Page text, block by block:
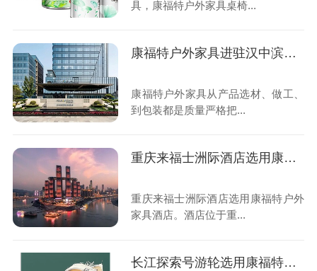
具，康福特户外家具桌椅...
康福特户外家具进驻汉中滨江福朋喜来登酒店
康福特户外家具从产品选材、做工、
到包装都是质量严格把...
重庆来福士洲际酒店选用康福特户外家具
重庆来福士洲际酒店选用康福特户外
家具酒店。酒店位于重...
长江探索号游轮选用康福特户外家具